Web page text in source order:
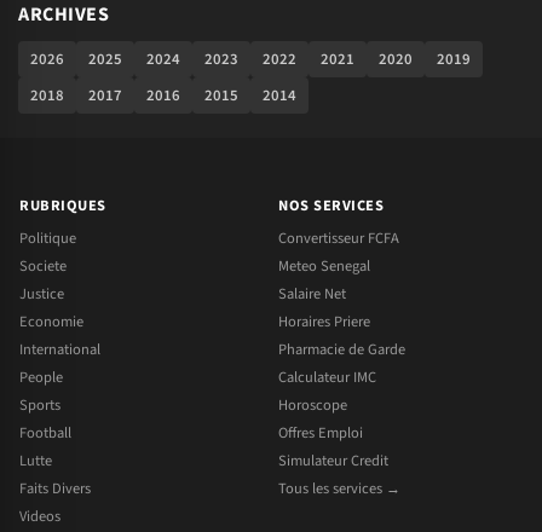
ARCHIVES
2026 2025 2024 2023 2022 2021 2020
2019
2018
2017 2016 2015 2014
RUBRIQUES
Politique
Societe
Justice
Economie
International
People
Sports
Football
Lutte
Faits Divers
Videos
NOS SERVICES
Convertisseur FCFA
Meteo Senegal
Salaire Net
Horaires Priere
Pharmacie de Garde
Calculateur IMC
Horoscope
Offres Emploi
Simulateur Credit
Tous les services →